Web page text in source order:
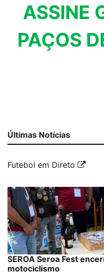
ASSINE
PAÇOS
Últimas Notícias
Futebol em Direto
SEROA Seroa Fest
motociclismo